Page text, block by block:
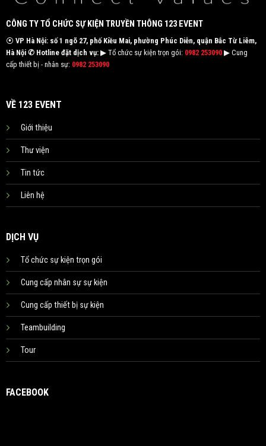
CÔNG TY TỔ CHỨC SỰ KIỆN TRUYỀN THÔNG 123 EVENT
⦿ VP Hà Nội: số 1 ngõ 27, phố Kiều Mai, phường Phúc Diễn, quận Bắc Từ Liêm,
Hà Nội ✆ Hotline đặt dịch vụ:▶ Tổ chức sự kiện trọn gói: 0982 253090▶ Cung
cấp thiết bị - nhân sự: 0982 253090
VỀ 123 EVENT
Giới thiệu
Thư viện
Tin tức
Liên hệ
DỊCH VỤ
Tổ chức sự kiện trọn gói
Cung cấp nhân sự sự kiện
Cung cấp thiết bị sự kiện
Teambuilding
Tour
FACEBOOK